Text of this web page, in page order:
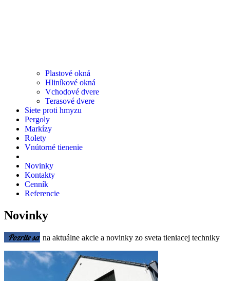
Plastové okná
Hliníkové okná
Vchodové dvere
Terasové dvere
Siete proti hmyzu
Pergoly
Markízy
Rolety
Vnútorné tienenie
Novinky
Kontakty
Cenník
Referencie
Novinky
Pozrite sa na aktuálne akcie a novinky zo sveta tieniacej techniky